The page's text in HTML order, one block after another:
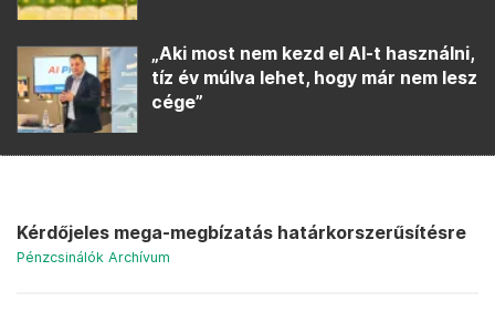
„Aki most nem kezd el AI-t használni,
tíz év múlva lehet, hogy már nem lesz
cége”
Kérdőjeles mega-megbízatás határkorszerűsítésre
Pénzcsinálók Archívum